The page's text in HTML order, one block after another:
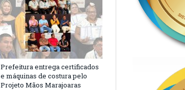
Prefeitura entrega certificados
e máquinas de costura pelo
Projeto Mãos Marajoaras